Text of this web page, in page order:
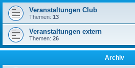
Veranstaltungen Club
Themen: 13
Veranstaltungen extern
Themen: 26
Archiv